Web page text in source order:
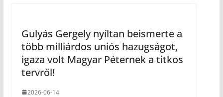
Gulyás Gergely nyíltan beismerte a
több milliárdos uniós hazugságot,
igaza volt Magyar Péternek a titkos
tervről!
2026-06-14